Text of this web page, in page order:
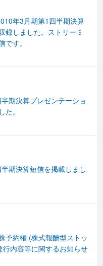
年3月期第1四半期決算
録しました。ストリーミ
です。
期決算プレゼンテーショ
た。
期決算短信を掲載しまし
予約権 (株式報酬型ストッ
行内容等に関するお知らせ